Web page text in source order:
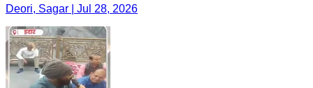
Deori, Sagar | Jul 28, 2026